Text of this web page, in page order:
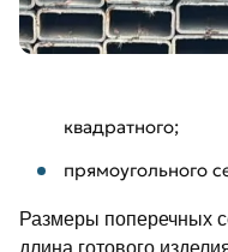
квадратного;
прямоугольного
Размеры поперечных